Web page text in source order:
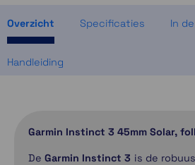
Overzicht Specificaties In
Handleiding
Garmin Instinct 3 45mm Solar,
DeGarmin Instinct 3 is de